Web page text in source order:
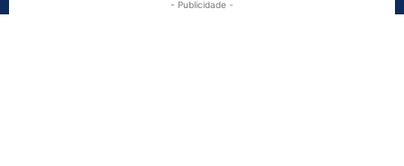
- Publicidade -